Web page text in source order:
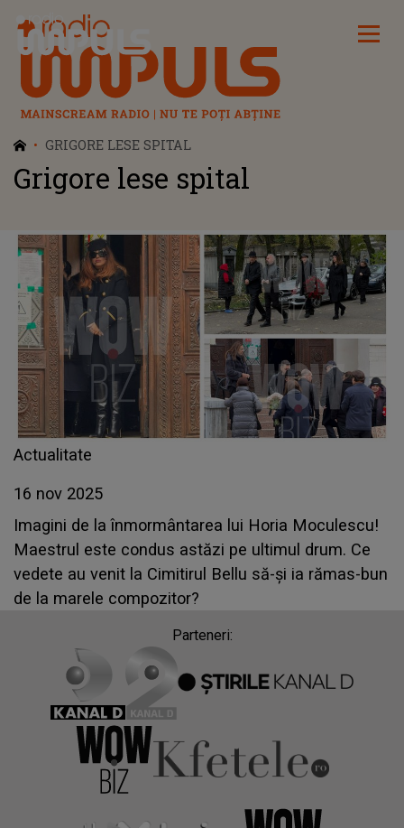
Radio Impuls
GRIGORE LESE SPITAL
Grigore lese spital
Actualitate
16 nov 2025
Imagini de la înmormântarea lui Horia Moculescu!
Maestrul este condus astăzi pe ultimul drum. Ce
vedete au venit la Cimitirul Bellu să-și ia rămas-bun
de la marele compozitor?
Parteneri: